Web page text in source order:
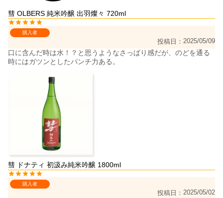
彗 OLBERS 純米吟醸 出羽燦々 720ml
購入者
投稿日 2025/05/09
口に含んだ時は水！？と思うようなさっぱり感だが、のどを通る
時にはガツンとしたパンチ力ある。
彗 ドナティ 初汲み純米吟醸 1800ml
購入者
投稿日 2025/05/02